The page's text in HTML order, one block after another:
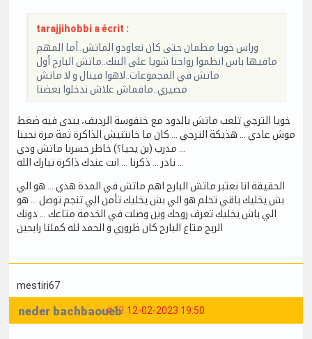
tarajjihobbi a écrit :
وراس خويا مطمان حتى كان نعاودو الماتش..أما المهم
مافيها باس انظموا رواحنا شويا على البنك..ماتش البارح أول
ماتش في المجموعات..لاهوا فينال و لا ماتش
مصيري..مافماش علاش ندخلوا بعضنا
خويا الترجي تلعب ماتش بالدود مع خنفوسة الرديف، يبدى فيه ضغط
موش عادي … هذيكة الترجي … كان ما خانتنيش الذاكرة ثمة مرة نحينا
مدرب (بن يحيا؟) خاطر خسرنا ماتش ودي …
نادر … ذكرنا … انت عندك ذاكرة تبارك الله …
الحقيقة انا نعتبر ماتش البارح اهم ماتش في المدة هذي … هو الي
بش يخليك باقي تحلم هو الي بش يخليك تأمن الي تنجم توصل … هو
الي باش يخليك تعرف روحك وين وصلت في الخدمة متاعك … دونك
الربح متاع البارح كان ظروري و الحمد لله كملنا رابحين
mestiri67
#13 12-02-2023 19:50
neder bachbaoueb